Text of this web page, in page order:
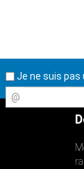
Je ne suis pas
@